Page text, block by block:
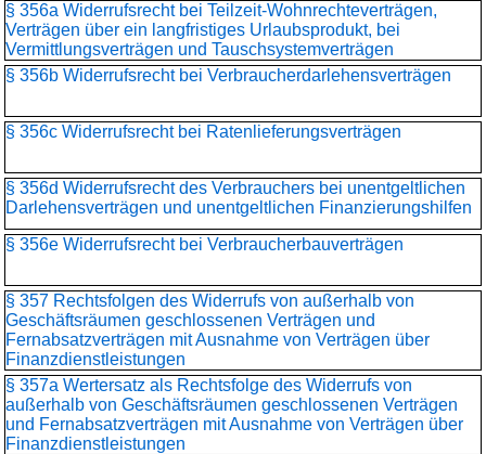
§ 356a Widerrufsrecht bei Teilzeit-Wohnrechteverträgen,
Verträgen über ein langfristiges Urlaubsprodukt, bei
Vermittlungsverträgen und Tauschsystemverträgen
§ 356b Widerrufsrecht bei Verbraucherdarlehensverträgen
§ 356c Widerrufsrecht bei Ratenlieferungsverträgen
§ 356d Widerrufsrecht des Verbrauchers bei unentgeltlichen
Darlehensverträgen und unentgeltlichen Finanzierungshilfen
§ 356e Widerrufsrecht bei Verbraucherbauverträgen
§ 357 Rechtsfolgen des Widerrufs von außerhalb von
Geschäftsräumen geschlossenen Verträgen und
Fernabsatzverträgen mit Ausnahme von Verträgen über
Finanzdienstleistungen
§ 357a Wertersatz als Rechtsfolge des Widerrufs von
außerhalb von Geschäftsräumen geschlossenen Verträgen
und Fernabsatzverträgen mit Ausnahme von Verträgen über
Finanzdienstleistungen